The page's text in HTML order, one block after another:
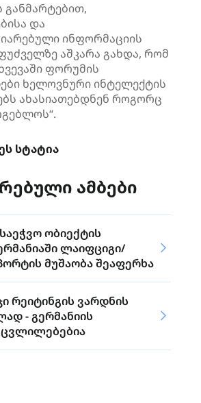
განმარტებით,
და
ინფორმაციის
აშკარა გახდა, რომ
ფორუმის
ხელოვნური ინტელექტის
ახასიათებდნენ როგორც
ᲡᲢᲐᲢᲘᲐ
ამბები
ობიექტის
ლაიფციგი/
მუშაობა შეაფერხა
რეიტინგის ვარდნის
- გერმანიის